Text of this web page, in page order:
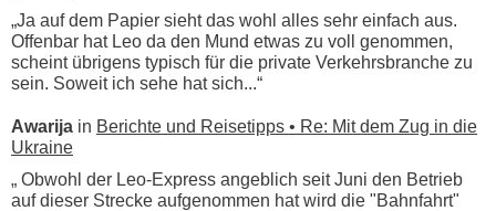
„Ja auf dem Papier sieht das wohl alles sehr einfach aus.
Offenbar hat Leo da den Mund etwas zu voll genommen,
scheint übrigens typisch für die private Verkehrsbranche zu
sein. Soweit ich sehe hat sich...“
Awarija in Berichte und Reisetipps • Re: Mit dem Zug in die
Ukraine
„ Obwohl der Leo-Express angeblich seit Juni den Betrieb
auf dieser Strecke aufgenommen hat wird die "Bahnfahrt"